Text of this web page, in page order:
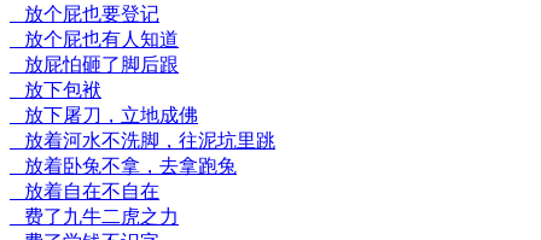
放个屁也要登记
放个屁也有人知道
放屁怕砸了脚后跟
放下包袱
放下屠刀，立地成佛
放着河水不洗脚，往泥坑里跳
放着卧兔不拿，去拿跑兔
放着自在不自在
费了九牛二虎之力